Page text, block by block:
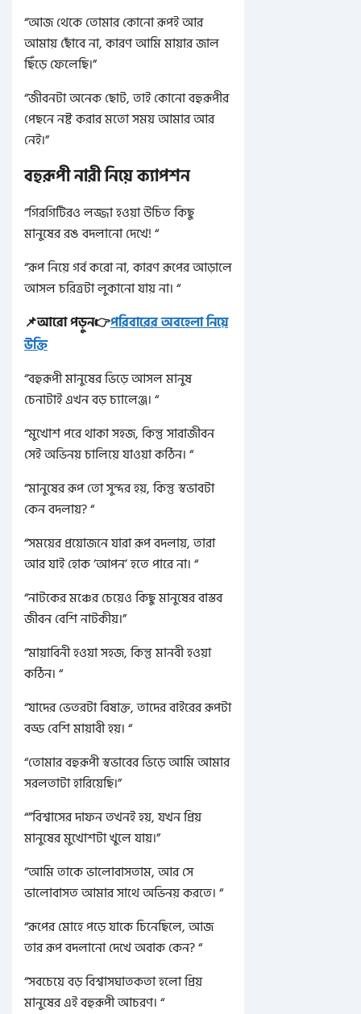
“আজ থেকে তোমার কোনো রূপই আর
আমায় ছোঁবে না, কারণ আমি মায়ার জাল
ছিঁড়ে ফেলেছি।”
“জীবনটা অনেক ছোট, তাই কোনো বহুরূপীর
পেছনে নষ্ট করার মতো সময় আমার আর
নেই।”
বহুরূপী নারী নিয়ে ক্যাপশন
“গিরগিটিরও লজ্জা হওয়া উচিত কিছু
মানুষের রঙ বদলানো দেখে! “
“রূপ নিয়ে গর্ব করো না, কারণ রূপের আড়ালে
আসল চরিত্রটা লুকানো যায় না। “
📌আরো পড়ুন👉পরিবারের অবহেলা নিয়ে
উক্তি
“বহুরূপী মানুষের ভিড়ে আসল মানুষ
চেনাটাই এখন বড় চ্যালেঞ্জ। “
“মুখোশ পরে থাকা সহজ, কিন্তু সারাজীবন
সেই অভিনয় চালিয়ে যাওয়া কঠিন। “
“মানুষের রূপ তো সুন্দর হয়, কিন্তু স্বভাবটা
কেন বদলায়? “
“সময়ের প্রয়োজনে যারা রূপ বদলায়, তারা
আর যাই হোক ‘আপন’ হতে পারে না। “
“নাটকের মঞ্চের চেয়েও কিছু মানুষের বাস্তব
জীবন বেশি নাটকীয়।”
“মায়াবিনী হওয়া সহজ, কিন্তু মানবী হওয়া
কঠিন। “
“যাদের ভেতরটা বিষাক্ত, তাদের বাইরের রূপটা
বড্ড বেশি মায়াবী হয়। “
“তোমার বহুরূপী স্বভাবের ভিড়ে আমি আমার
সরলতাটা হারিয়েছি।”
“”বিশ্বাসের দাফন তখনই হয়, যখন প্রিয়
মানুষের মুখোশটা খুলে যায়।”
“আমি তাকে ভালোবাসতাম, আর সে
ভালোবাসত আমার সাথে অভিনয় করতে। “
“রূপের মোহে পড়ে যাকে চিনেছিলে, আজ
তার রূপ বদলানো দেখে অবাক কেন? “
“সবচেয়ে বড় বিশ্বাসঘাতকতা হলো প্রিয়
মানুষের এই বহুরূপী আচরণ। “